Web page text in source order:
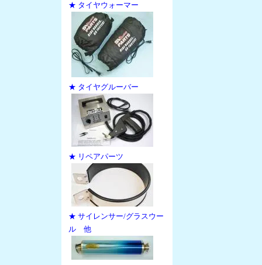
★ タイヤウォーマー
★ タイヤグルーバー
★ リペアパーツ
★ サイレンサー/グラスウー
ル 他